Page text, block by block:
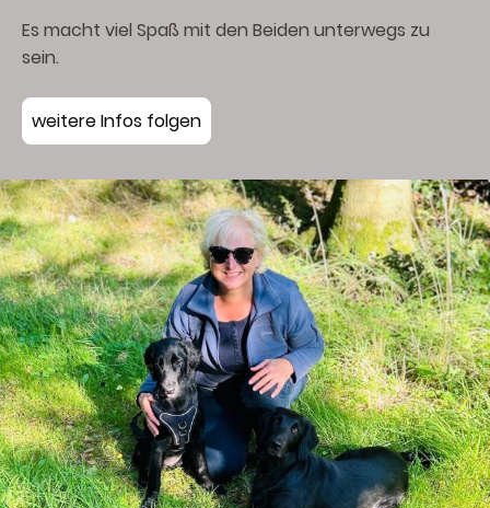
Es macht viel Spaß mit den Beiden unterwegs zu
sein.
weitere Infos folgen